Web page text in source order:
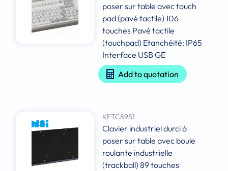
poser sur table avec touch
pad (pavé tactile) 106
touches Pavé tactile
(touchpad) Etanchéité: IP65
Interface USB GE
Add to quotation
KFTC89S1
Clavier industriel durci à
poser sur table avec boule
roulante industrielle
(trackball) 89 touches